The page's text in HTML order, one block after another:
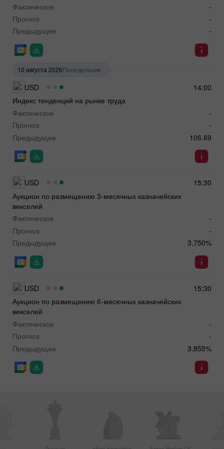
Фактическое
-
Прогноз
-
Предыдущее
-
10 августа 2026Понедельник
14:00
USD
Индекс тенденций на рынке труда
Фактическое
-
Прогноз
-
Предыдущее
106.69
15:30
USD
Аукцион по размещению 3-месячных казначейских
векселей
Фактическое
-
Прогноз
-
Предыдущее
3.750%
15:30
USD
Аукцион по размещению 6-месячных казначейских
векселей
Фактическое
-
Прогноз
-
Предыдущее
3.855%